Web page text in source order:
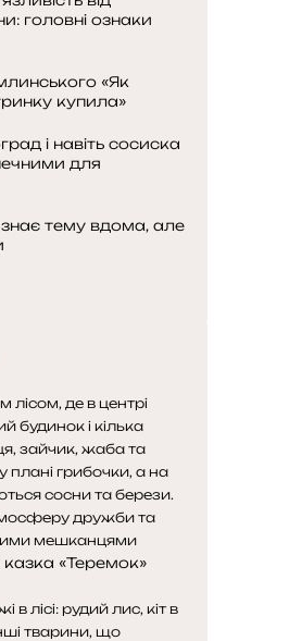
головні ознаки
«Як
купила»
і навіть сосиска
для
тему вдома, але
«Теремок»